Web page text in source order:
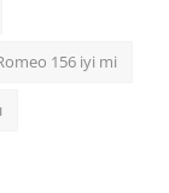
156 iyi mi